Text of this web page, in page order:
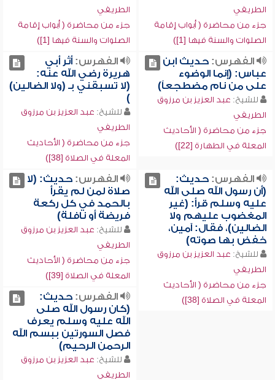
الطريفي
جزء من محاضرة ( أبواب إقامة
الصلوات والسنة فيها [1])
الطريفي
جزء من محاضرة ( أبواب إقامة
الصلوات والسنة فيها [1])
الفهرس:حديث ابن
عباس: (إنما الوضوء
على من نام مضطجعاً)
للشيخ: عبد العزيز بن مرزوق
الطريفي
جزء من محاضرة ( الأحاديث
المعلة في الطهارة [22])
الفهرس:أثر أبي
هريرة رضي الله عنه:
(لا تسبقني بـ (ولا الضالين)
)
للشيخ: عبد العزيز بن مرزوق
الطريفي
جزء من محاضرة ( الأحاديث
المعلة في الصلاة [38])
الفهرس:حديث:
(أن رسول الله صلى الله
عليه وسلم قرأ: (غير
المغضوب عليهم ولا
الضالين)، فقال: آمين،
خفض بها صوته)
للشيخ: عبد العزيز بن مرزوق
الطريفي
جزء من محاضرة ( الأحاديث
المعلة في الصلاة [38])
الفهرس:حديث: (لا
صلاة لمن لم يقرأ
بالحمد في كل ركعة
فريضة أو نافلة)
للشيخ: عبد العزيز بن مرزوق
الطريفي
جزء من محاضرة ( الأحاديث
المعلة في الصلاة [39])
الفهرس:حديث:
(كان رسول الله صلى
الله عليه وسلم يعرف
فصل السورتين ببسم الله
الرحمن الرحيم)
للشيخ: عبد العزيز بن مرزوق
الطريفي